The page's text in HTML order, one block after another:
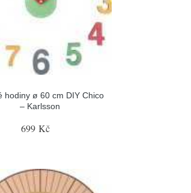
hodiny ø 60 cm DIY Chico
– Karlsson
699 Kč